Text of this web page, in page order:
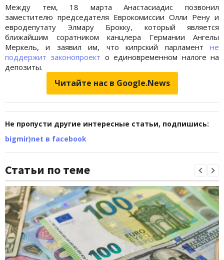
Между тем, 18 марта Анастасиадис позвонил
заместителю председателя Еврокомиссии Олли Рену и
евродепутату Элмару Брокку, который является
ближайшим соратником канцлера Германии Ангелы
Меркель, и заявил им, что кипрский парламент не
поддержит законопроект о единовременном налоге на
депозиты.
Читайте нас в Google.News
Не пропусти другие интересные статьи, подпишись:
bigmir)net в facebook
Статьи по теме